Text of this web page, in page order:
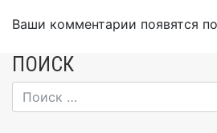
Ваши комментарии появятся
ПОИСК